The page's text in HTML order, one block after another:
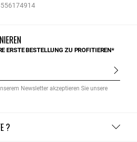
?
ERSTE BESTELLUNG ZU PROFITIEREN*
Newsletter akzeptieren Sie unsere